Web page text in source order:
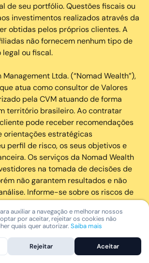
de seu portfólio. Questões fiscais ou
investimentos realizados através da
obtidas pelos próprios clientes. A
não fornecem nenhum tipo de
ou fiscal.
Ltda. (“Nomad Wealth”),
atua como consultor de Valores
pela CVM atuando de forma
território brasileiro. Ao contratar
pode receber recomendações
orientações estratégicas
perfil de risco, os seus objetivos e
Os serviços da Nomad Wealth
na tomada de decisões de
não garantem resultados e não
Informe-se sobre os riscos de
e invista com responsabilidade.
logotipos e marcas de serviço
Serviços, incluindo, mas não se
registrada “Nomad” são marcas
auxiliar a navegação e melhorar nossos
por aceitar, rejeitar os cookies não
quais quer autorizar. Saiba mais
Rejeitar Aceitar